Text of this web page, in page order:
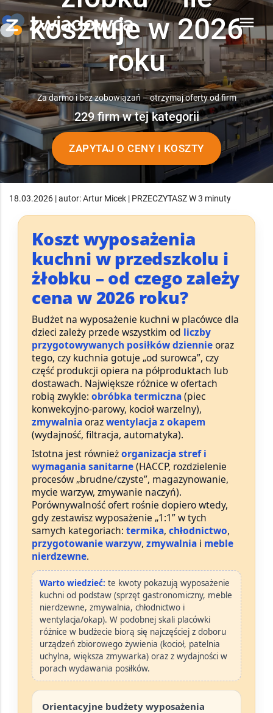
menu
kosztuje w 2026
roku
Za darmo i bez zobowiązań – otrzymaj oferty od firm
229 firm w tej kategorii
ZAPYTAJ O CENY I KOSZTY
18.03.2026 | autor: Artur Micek | PRZECZYTASZ W 3 minuty
Koszt wyposażenia
kuchni w przedszkolu i
żłobku – od czego zależy
cena w 2026 roku?
Budżet na wyposażenie kuchni w placówce dla
dzieci zależy przede wszystkim od liczby
przygotowywanych posiłków dziennieoraz
tego, czy kuchnia gotuje „od surowca”, czy
część produkcji opiera na półproduktach lub
dostawach. Największe różnice w ofertach
robią zwykle: obróbka termiczna(piec
konwekcyjno-parowy, kocioł warzelny),
zmywalniaorazwentylacja z okapem
(wydajność, filtracja, automatyka).
Istotna jest równieżorganizacja stref i
wymagania sanitarne(HACCP, rozdzielenie
procesów „brudne/czyste”, magazynowanie,
mycie warzyw, zmywanie naczyń).
Porównywalność ofert rośnie dopiero wtedy,
gdy zestawisz wyposażenie „1:1” w tych
samych kategoriach: termika, chłodnictwo,
przygotowanie warzyw, zmywalnia i meble
nierdzewne.
Warto wiedzieć: te kwoty pokazują wyposażenie
kuchni od podstaw (sprzęt gastronomiczny, meble
nierdzewne, zmywalnia, chłodnictwo i
wentylacja/okap). W podobnej skali placówki
różnice w budżecie biorą się najczęściej z doboru
urządzeń zbiorowego żywienia (kocioł, patelnia
uchylna, większa zmywarka) oraz z wydajności w
porach wydawania posiłków.
Orientacyjne budżety wyposażenia